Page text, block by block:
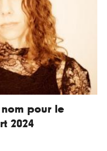
nom pour le
2024